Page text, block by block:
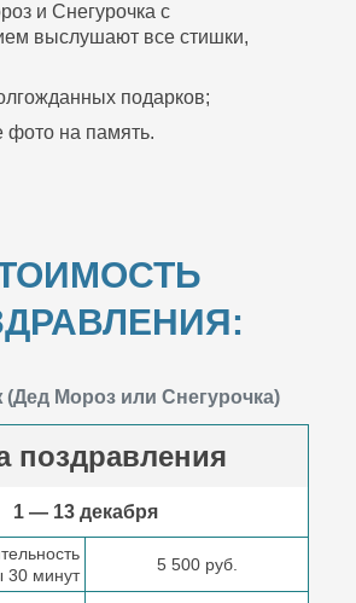
и Снегурочка с
выслушают все стишки,
подарков;
фото на память.
(Дед Мороз или Снегурочка)
поздравления
1 — 13 декабря
30 минут
5 500 руб.